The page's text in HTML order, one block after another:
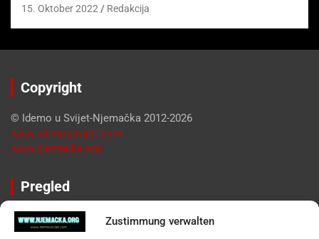
Zustimmung verwalten
15. Oktober 2022 Redakcija
Copyright
© Idemo u Svijet-Njemačka 2012-2026
www.idemousvijet.com
www.njemacka.org
Pregled
Impressum
Datenschutzerklärung